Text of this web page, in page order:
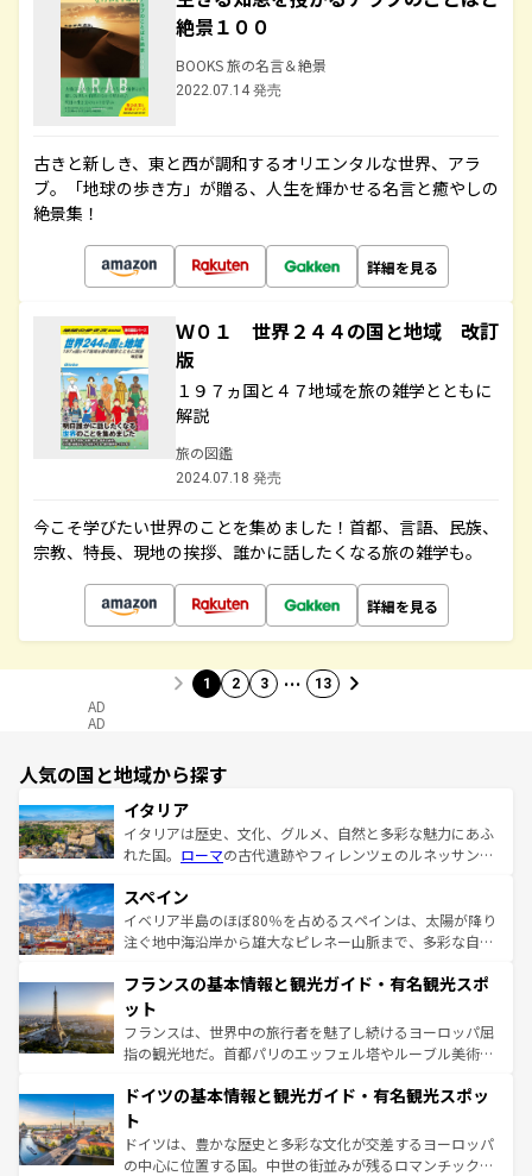
絶景１００
BOOKS 旅の名言＆絶景
2022.07.14 発売
古きと新しき、東と西が調和するオリエンタルな世界、アラ
ブ。「地球の歩き方」が贈る、人生を輝かせる名言と癒やしの
絶景集！
詳細を見る
Ｗ０１ 世界２４４の国と地域 改訂
版
１９７ヵ国と４７地域を旅の雑学とともに
解説
旅の図鑑
2024.07.18 発売
今こそ学びたい世界のことを集めました！首都、言語、民族、
宗教、特長、現地の挨拶、誰かに話したくなる旅の雑学も。
詳細を見る
1 2 3 … 13
AD
AD
人気の国と地域から探す
イタリア
イタリアは歴史、文化、グルメ、自然と多彩な魅力にあふ
れた国。 ローマの古代遺跡やフィレンツェのルネッサンス
ろん、トスカーナの美しい田園風景やアマルフィ海岸の絶
景など、自然景観も見逃せない。観光の合間には、本場の
ピザやパスタなど、絶品のイタリア料理を堪能することも
ませてくれるイタリアで、忘れられない旅をしてみよう！
なお、新着のイタリア情報は
しい。
スペイン
イベリア半島のほぼ80％を占めるスペインは、太陽が降り
注ぐ地中海沿岸から雄大なピレネー山脈まで、多彩な自然
文化が根付くこの国では、情熱的なフラメンコ、熱気あふ
れる闘牛、そして美味しいタパスが生活の一部となってい
る。首都マドリードの洗練された雰囲気や、バルセロナの
アートに溢れた街角から、地方では古代ローマ遺跡や中世
せる。地方によって風土や気候が異なるスペインはその個
ンテンツ一覧 を参照してほしい。
フランスの基本情報と観光ガイド・有名観光スポ
ット
フランスは、世界中の旅行者を魅了し続けるヨーロッパ屈
指の観光地だ。首都パリのエッフェル塔やルーブル美術館
で、幅広い魅力が詰まっている。華麗な宮殿、歴史的な大
聖堂、美しいビーチ、そして豊かな自然が、訪れる者を心
から魅了する。また、フランスは美食の国としても知ら
れ、フランス料理はユネスコ無形文化遺産にも登録されて
ドイツの基本情報と観光ガイド・有名観光スポッ
ト
ドイツは、豊かな歴史と多彩な文化が交差するヨーロッパ
の中心に位置する国。中世の街並みが残るロマンチック街